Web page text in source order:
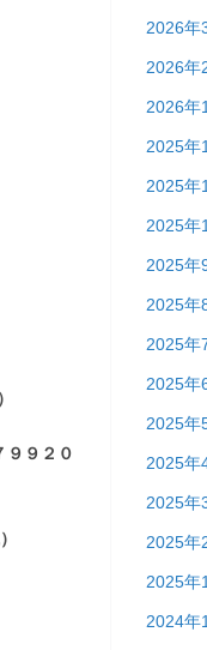
９２０
2026年
2026年
2026年
2025年
2025年
2025年
2025年
2025年
2025年
2025年
2025年
2025年
2025年
2025年
2025年
2024年